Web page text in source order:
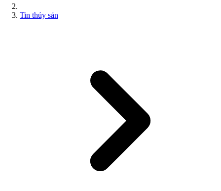
Tin thủy sản